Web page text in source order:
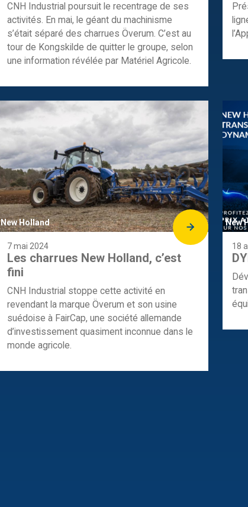
CNH Industrial poursuit le recentrage de ses
activités. En mai, le géant du machinisme
s’était séparé des charrues Överum. C’est au
tour de Kongskilde de quitter le groupe, selon
une information révélée par Matériel Agricole.
New Holland
7 mai 2024
Les charrues New Holland, c’est
fini
CNH Industrial stoppe cette activité en
revendant la marque Överum et son usine
suédoise à FairCap, une société allemande
d’investissement quasiment inconnue dans le
monde agricole.
New
18